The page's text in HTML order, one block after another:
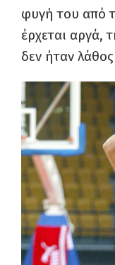
φυγή του από
έρχεται αργά,
δεν ήταν λάθος